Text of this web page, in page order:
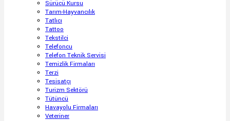
Sürücü Kursu
Tarım-Hayvancılık
Tatlıcı
Tattoo
Tekstilci
Telefoncu
Telefon Teknik Servisi
Temizlik Firmaları
Terzi
Tesisatçı
Turizm Sektörü
Tütüncü
Havayolu Firmaları
Veteriner